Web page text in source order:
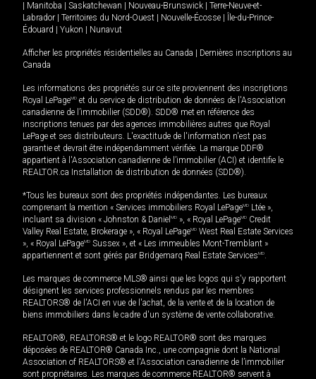
Manitoba Saskatchewan Nouveau-Brunswick
Terre-Neuve-et-
Labrador
Territoires du Nord-Ouest Nouvelle-Écosse
Île-du-Prince-
Édouard
Yukon Nunavut
Afficher les propriétés résidentielles au Canada
Dernières inscriptions au
Canada
Les informations des propriétés sur ce site proviennent des inscriptions
Royal LePageMD et du service de distribution de données de l'Association
canadienne de l’immobilier (SDD®). SDD® met en référence des
inscriptions tenues par des agences immobilières autres que Royal
LePage et ses distributeurs. L'exactitude de l'information n'est pas
garantie et devrait être indépendamment vérifiée. La marque DDF®
appartient à l'Association canadienne de l’immobilier (ACI) et identifie le
REALTOR.ca Installation de distribution de données (SDD®).
*Tous les bureaux sont des propriétés indépendantes. Les bureaux
comprenant la mention « Services immobiliers Royal LePageMD Ltée »,
incluant sa division « Johnston & Daniel MD », « Royal LePageMD Credit
Valley Real Estate, Brokerage », « Royal LePageMD West Real Estate Services
», « Royal LePageMD Sussex », et « Les immeubles Mont-Tremblant »
appartiennent et sont gérés par Bridgemarq Real Estate ServicesMD.
Les marques de commerce MLS® ainsi que les logos qui s'y rapportent
désignent les services professionnels rendus par les membres
REALTORS® de l'ACI en vue de l'achat, de la vente et de la location de
biens immobiliers dans le cadre d'un système de vente collaborative.
REALTOR®, REALTORS® et le logo REALTOR® sont des marques
déposées de REALTOR® Canada Inc., une compagnie dont la National
Association of REALTORS® et l'Association canadienne de l’immobilier
sont propriétaires. Les marques de commerce REALTOR® servent à